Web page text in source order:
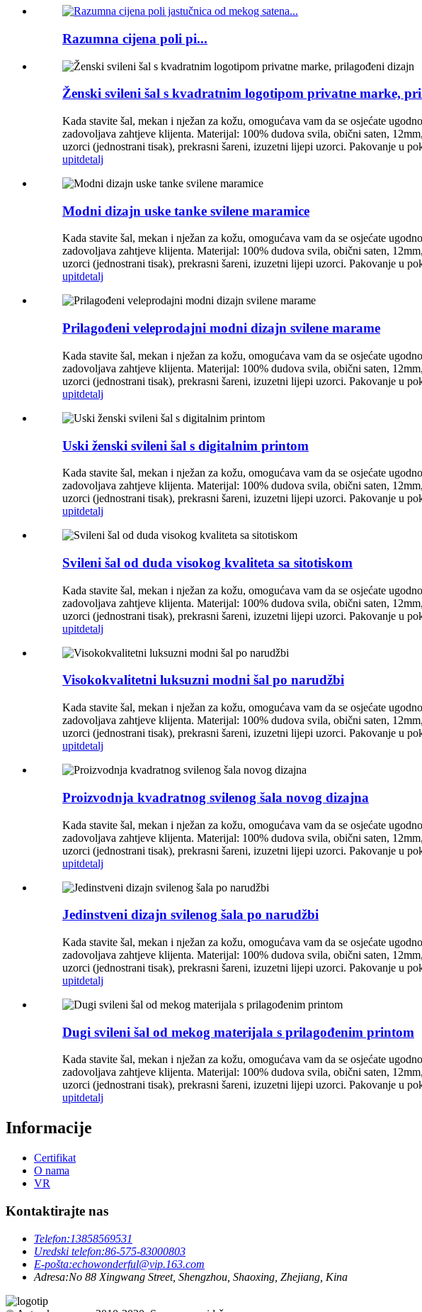
Razumna cijena poli pi...
Ženski svileni šal s kvadratnim logotipom privatne marke,
Kada stavite šal, mekan i nježan za kožu, omogućava vam da se osjećate
zadovoljava zahtjeve klijenta. Materijal: 100% dudova svila, obični saten,
uzorci (jednostrani tisak), prekrasni šareni, izuzetni lijepi uzorci. Pakovanje u
upitdetalj
Modni dizajn uske tanke svilene maramice
Kada stavite šal, mekan i nježan za kožu, omogućava vam da se osjećate
zadovoljava zahtjeve klijenta. Materijal: 100% dudova svila, obični saten,
uzorci (jednostrani tisak), prekrasni šareni, izuzetni lijepi uzorci. Pakovanje u
upitdetalj
Prilagođeni veleprodajni modni dizajn svilene marame
Kada stavite šal, mekan i nježan za kožu, omogućava vam da se osjećate
zadovoljava zahtjeve klijenta. Materijal: 100% dudova svila, obični saten,
uzorci (jednostrani tisak), prekrasni šareni, izuzetni lijepi uzorci. Pakovanje u
upitdetalj
Uski ženski svileni šal s digitalnim printom
Kada stavite šal, mekan i nježan za kožu, omogućava vam da se osjećate
zadovoljava zahtjeve klijenta. Materijal: 100% dudova svila, obični saten,
uzorci (jednostrani tisak), prekrasni šareni, izuzetni lijepi uzorci. Pakovanje u
upitdetalj
Svileni šal od duda visokog kvaliteta sa sitotiskom
Kada stavite šal, mekan i nježan za kožu, omogućava vam da se osjećate
zadovoljava zahtjeve klijenta. Materijal: 100% dudova svila, obični saten,
uzorci (jednostrani tisak), prekrasni šareni, izuzetni lijepi uzorci. Pakovanje u
upitdetalj
Visokokvalitetni luksuzni modni šal po narudžbi
Kada stavite šal, mekan i nježan za kožu, omogućava vam da se osjećate
zadovoljava zahtjeve klijenta. Materijal: 100% dudova svila, obični saten,
uzorci (jednostrani tisak), prekrasni šareni, izuzetni lijepi uzorci. Pakovanje u
upitdetalj
Proizvodnja kvadratnog svilenog šala novog dizajna
Kada stavite šal, mekan i nježan za kožu, omogućava vam da se osjećate
zadovoljava zahtjeve klijenta. Materijal: 100% dudova svila, obični saten,
uzorci (jednostrani tisak), prekrasni šareni, izuzetni lijepi uzorci. Pakovanje u
upitdetalj
Jedinstveni dizajn svilenog šala po narudžbi
Kada stavite šal, mekan i nježan za kožu, omogućava vam da se osjećate
zadovoljava zahtjeve klijenta. Materijal: 100% dudova svila, obični saten,
uzorci (jednostrani tisak), prekrasni šareni, izuzetni lijepi uzorci. Pakovanje u
upitdetalj
Dugi svileni šal od mekog materijala s prilagođenim printom
Kada stavite šal, mekan i nježan za kožu, omogućava vam da se osjećate
zadovoljava zahtjeve klijenta. Materijal: 100% dudova svila, obični saten,
uzorci (jednostrani tisak), prekrasni šareni, izuzetni lijepi uzorci. Pakovanje u
upitdetalj
Informacije
Certifikat
O nama
VR
Kontaktirajte nas
Telefon:13858569531
Uredski telefon:86-575-83000803
E-pošta:echowonderful@vip.163.com
Adresa:No 88 Xingwang Street, Shengzhou, Shaoxing, Zhejiang, Kina